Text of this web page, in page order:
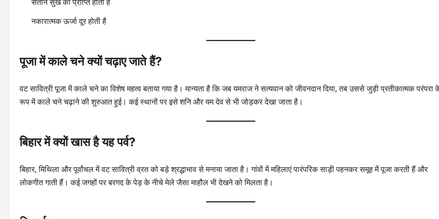
नकारात्मक ऊर्जा दूर होती है
पूजा में काले चने क्यों चढ़ाए जाते हैं?
वट सावित्री पूजा में काले चने का विशेष महत्व बताया गया है। मान्यता है कि जब यमराज ने सत्यवान को जीवनदान दिया, तब उससे जुड़ी प्रतीकात्मक परंपरा
रूप में काले चने चढ़ाने की शुरुआत हुई। कई स्थानों पर इसे शनि और यम देव से भी जोड़कर देखा जाता है।
बिहार में क्यों खास है यह पर्व?
बिहार, मिथिला और पूर्वांचल में वट सावित्री व्रत को बड़े श्रद्धाभाव से मनाया जाता है। गांवों में महिलाएं पारंपरिक साड़ी पहनकर समूह में पूजा करती हैं और
लोकगीत गाती हैं। कई जगहों पर बरगद के पेड़ के नीचे मेले जैसा माहौल भी देखने को मिलता है।